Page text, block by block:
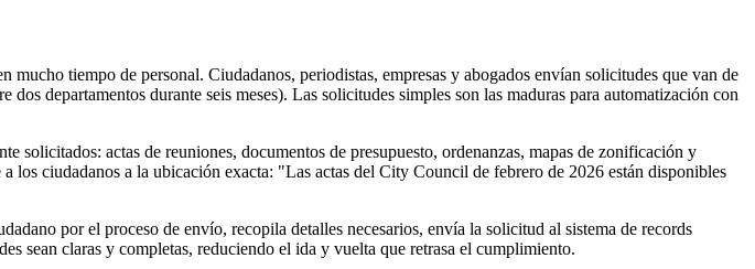
tiempo de personal. Ciudadanos, periodistas, empresas y abogados envían solicitudes que van de
departamentos durante seis meses). Las solicitudes simples son las maduras para automatización con
actas de reuniones, documentos de presupuesto, ordenanzas, mapas de zonificación y
los ciudadanos a la ubicación exacta: "Las actas del City Council de febrero de 2026 están disponibles
por el proceso de envío, recopila detalles necesarios, envía la solicitud al sistema de records
sean claras y completas, reduciendo el ida y vuelta que retrasa el cumplimiento.